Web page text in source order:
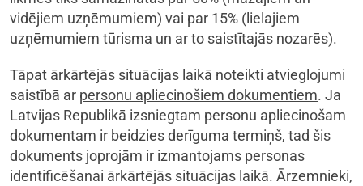
vidējiem uzņēmumiem) vai par 15% (lielajiem
uzņēmumiem tūrisma un ar to saistītajās nozarēs).
Tāpat ārkārtējās situācijas laikā noteikti atvieglojumi
saistībā ar personu apliecinošiem dokumentiem. Ja
Latvijas Republikā izsniegtam personu apliecinošam
dokumentam ir beidzies derīguma termiņš, tad šis
dokuments joprojām ir izmantojams personas
identificēšanai ārkārtējās situācijas laikā. Ārzemnieki,